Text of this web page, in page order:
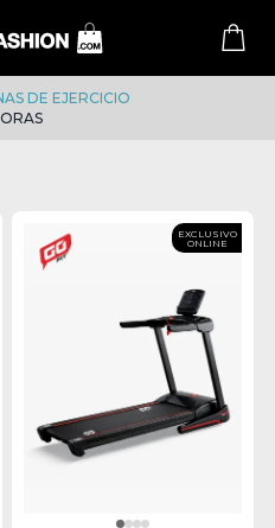
DE EJERCICIO
EXCLUSIVO
ONLINE